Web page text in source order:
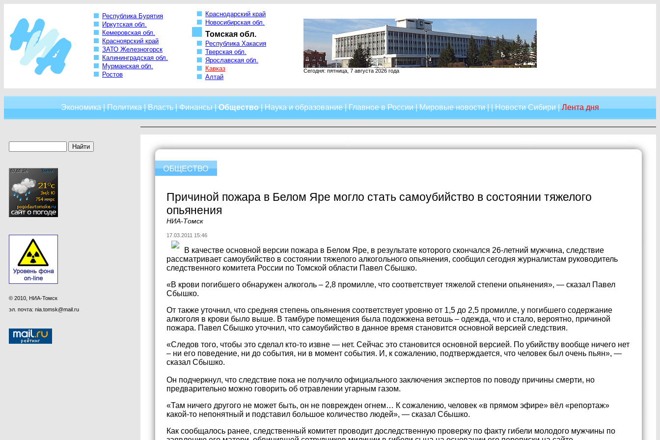
Республика Бурятия
Иркутская обл.
Кемеровская обл.
Красноярский край
ЗАТО Железногорск
Калининградская обл.
Мурманская обл.
Ростов
Краснодарский край
Новосибирская обл.
Томская обл.
Республика Хакасия
Тверская обл.
Ярославская обл.
Кавказ
Алтай
Сегодня: пятница, 7 августа 2026 года
Экономика|Политика|Власть|Финансы|Общество|Наука и образование|Главное в России|Мировые новости| |Новости Сибири|Лента дня
© 2010, НИА-Томск
эл. почта: nia.tomsk@mail.ru
Причиной пожара в Белом Яре могло стать самоубийство в состоянии тяжелого
опьянения
НИА-Томск
17.03.2011 15:46
В качестве основной версии пожара в Белом Яре, в результате которого скончался 26-летний мужчина, следствие
рассматривает самоубийство в состоянии тяжелого алкогольного опьянения, сообщил сегодня журналистам руководитель
следственного комитета России по Томской области Павел Сбышко.
«В крови погибшего обнаружен алкоголь – 2,8 промилле, что соответствует тяжелой степени опьянения», — сказал Павел
Сбышко.
От также уточнил, что средняя степень опьянения соответствует уровню от 1,5 до 2,5 промилле, у погибшего содержание
алкоголя в крови было выше. В тамбуре помещения была подожжена ветошь – одежда, что и стало, вероятно, причиной
пожара. Павел Сбышко уточнил, что самоубийство в данное время становится основной версией следствия.
«Следов того, чтобы это сделал кто-то извне — нет. Сейчас это становится основной версией. По убийству вообще ничего нет
– ни его поведение, ни до события, ни в момент события. И, к сожалению, подтверждается, что человек был очень пьян», —
сказал Сбышко.
Он подчеркнул, что следствие пока не получило официального заключения экспертов по поводу причины смерти, но
предварительно можно говорить об отравлении угарным газом.
«Там ничего другого не может быть, он не поврежден огнем… К сожалению, человек «в прямом эфире» вёл «репортаж»
какой-то непонятный и подставил большое количество людей», — сказал Сбышко.
Как сообщалось ранее, следственный комитет проводит доследственную проверку по факту гибели молодого мужчины по